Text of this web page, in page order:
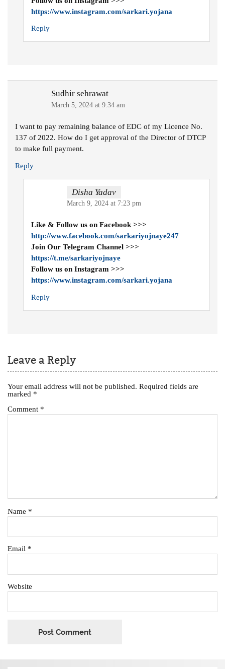
https://www.instagram.com/sarkari.yojana
Reply
Sudhir sehrawat
March 5, 2024 at 9:34 am
I want to pay remaining balance of EDC of my Licence No.
137 of 2022. How do I get approval of the Director of DTCP
to make full payment.
Reply
Disha Yadav
March 9, 2024 at 7:23 pm
Like & Follow us on Facebook >>>
http://www.facebook.com/sarkariyojnaye247
Join Our Telegram Channel >>>
https://t.me/sarkariyojnaye
Follow us on Instagram >>>
https://www.instagram.com/sarkari.yojana
Reply
Leave a Reply
Your email address will not be published. Required fields are
marked *
Comment *
Name *
Email *
Website